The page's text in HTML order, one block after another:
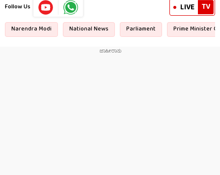
Follow Us LIVE TV
Narendra Modi National News Parliament Prime Minister